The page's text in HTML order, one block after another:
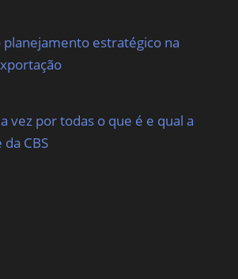
estratégico na
vez por todas o que é e qual a
CBS